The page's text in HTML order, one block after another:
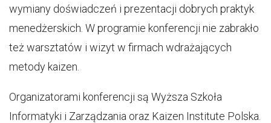
wymiany doświadczeń i prezentacji dobrych praktyk
menedżerskich. W programie konferencji nie zabrakło
też warsztatów i wizyt w firmach wdrażających
metody kaizen.
Organizatorami konferencji są Wyższa Szkoła
Informatyki i Zarządzania oraz Kaizen Institute Polska.